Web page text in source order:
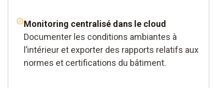
Monitoring centralisé dans le cloud
Documenter les conditions ambiantes à
l’intérieur et exporter des rapports relatifs aux
normes et certifications du bâtiment.